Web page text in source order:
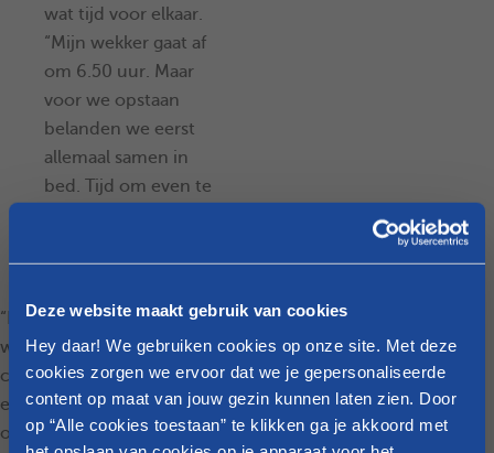
Deze website maakt gebruik van cookies
Hey daar! We gebruiken cookies op onze site. Met deze
cookies zorgen we ervoor dat we je gepersonaliseerde
content op maat van jouw gezin kunnen laten zien. Door
op “Alle cookies toestaan” te klikken ga je akkoord met
wat tijd voor elkaar.
“Mijn wekker gaat af
om 6.50 uur. Maar
voor we opstaan
belanden we eerst
allemaal samen in
bed. Tijd om even te
“Nadat de kindjes goed en
wel op school en in de
crèche zijn, rest er me nog
een ding: de
ochtendrush-rommel